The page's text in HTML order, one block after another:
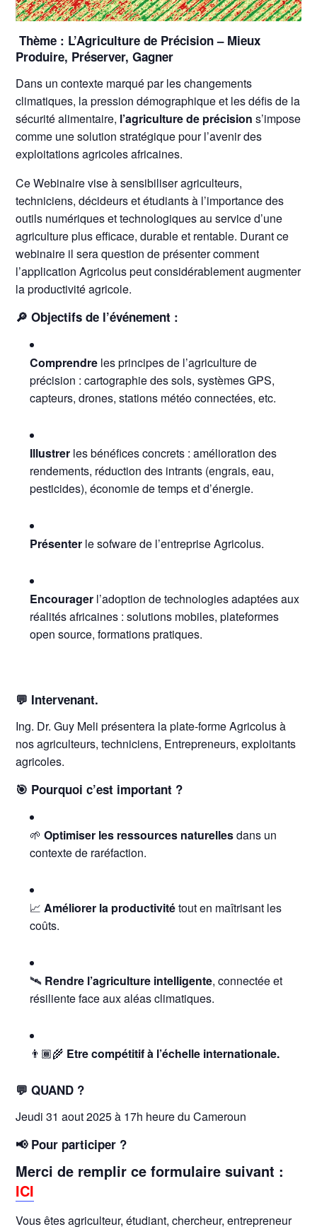
Thème : L’Agriculture de Précision – Mieux
Produire, Préserver, Gagner
Dans un contexte marqué par les changements
climatiques, la pression démographique et les défis de la
sécurité alimentaire, l’agriculture de précision s’impose
comme une solution stratégique pour l’avenir des
exploitations agricoles africaines.
Ce Webinaire vise à sensibiliser agriculteurs,
techniciens, décideurs et étudiants à l’importance des
outils numériques et technologiques au service d’une
agriculture plus efficace, durable et rentable. Durant ce
webinaire il sera question de présenter comment
l’application Agricolus peut considérablement augmenter
la productivité agricole.
🔎 Objectifs de l’événement :
Comprendre les principes de l’agriculture de
précision : cartographie des sols, systèmes GPS,
capteurs, drones, stations météo connectées, etc.
Illustrer les bénéfices concrets : amélioration des
rendements, réduction des intrants (engrais, eau,
pesticides), économie de temps et d’énergie.
Présenter le sofware de l’entreprise Agricolus.
Encourager l’adoption de technologies adaptées aux
réalités africaines : solutions mobiles, plateformes
open source, formations pratiques.
💬 Intervenant.
Ing. Dr. Guy Meli présentera la plate-forme Agricolus à
nos agriculteurs, techniciens, Entrepreneurs, exploitants
agricoles.
🎯 Pourquoi c’est important ?
🌱Optimiser les ressources naturellesdans un
contexte de raréfaction.
📈Améliorer la productivitétout en maîtrisant les
coûts.
🛰️ Rendre l’agriculture intelligente, connectée et
résiliente face aux aléas climatiques.
👨🏾‍🌾 Etre compétitif à l’échelle internationale.
💬 QUAND ?
Jeudi 31 aout 2025 à 17h heure du Cameroun
📢 Pour participer ?
Merci de remplir ce formulaire suivant :
ICI
Vous êtes agriculteur, étudiant, chercheur, entrepreneur